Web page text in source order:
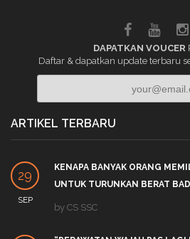
DAPATKAN VOUCER
Daftar & dapatkan update terbaru
ARTIKEL TERBARU
29
SEP
KENAPA BANYAK ORANG
UNTUK TURUNKAN BERAT
by CS SSC